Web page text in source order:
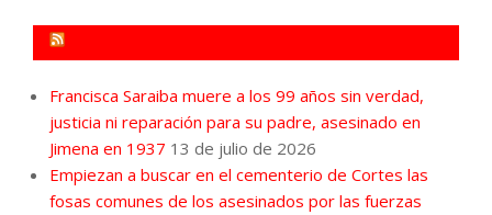
Francisca Saraiba muere a los 99 años sin verdad,
justicia ni reparación para su padre, asesinado en
Jimena en 1937 13 de julio de 2026
Empiezan a buscar en el cementerio de Cortes las
fosas comunes de los asesinados por las fuerzas